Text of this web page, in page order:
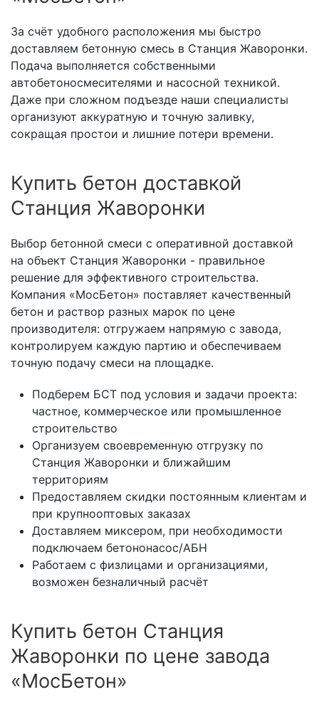
За счёт удобного расположения мы быстро
доставляем бетонную смесь в Станция Жаворонки.
Подача выполняется собственными
автобетоносмесителями и насосной техникой.
Даже при сложном подъезде наши специалисты
организуют аккуратную и точную заливку,
сокращая простои и лишние потери времени.
Купить бетон доставкой
Станция Жаворонки
Выбор бетонной смеси с оперативной доставкой
на объект Станция Жаворонки - правильное
решение для эффективного строительства.
Компания «МосБетон» поставляет качественный
бетон и раствор разных марок по цене
производителя: отгружаем напрямую с завода,
контролируем каждую партию и обеспечиваем
точную подачу смеси на площадке.
Подберем БСТ под условия и задачи проекта:
частное, коммерческое или промышленное
строительство
Организуем своевременную отгрузку по
Станция Жаворонки и ближайшим
территориям
Предоставляем скидки постоянным клиентам и
при крупнооптовых заказах
Доставляем миксером, при необходимости
подключаем бетононасос/АБН
Работаем с физлицами и организациями,
возможен безналичный расчёт
Купить бетон Станция
Жаворонки по цене завода
«МосБетон»